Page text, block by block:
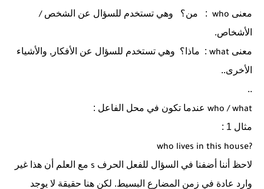
معنى who
: من؟ وهي تستخدم للسؤال عن الشخص/
الأشخاص.
معنى what
: ماذا؟ وهي تستخدم للسؤال عن الأفكار, والأشياء
الأخرى..
..
what
/
who عندما تكون في محل الفاعل :
مثال 1 :
who lives in this house?
لاحظ أننا أضفنا في السؤال للفعل الحرف s مع العلم أن هذا غير
وارد عادة في زمن المضارع البسيط. لكن هنا حقيقة لا يوجد